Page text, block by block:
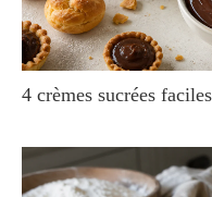
4 crèmes sucrées